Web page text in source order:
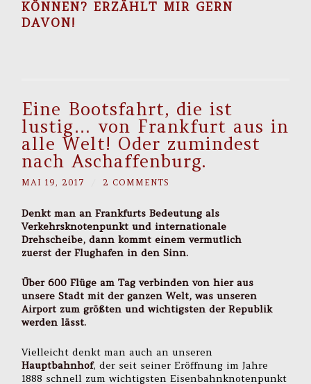
KÖNNEN? ERZÄHLT MIR GERN
DAVON!
Eine Bootsfahrt, die ist
lustig… von Frankfurt aus in
alle Welt! Oder zumindest
nach Aschaffenburg.
MAI 19, 2017 2 COMMENTS
Denkt man an Frankfurts Bedeutung als
Verkehrsknotenpunkt und internationale
Drehscheibe, dann kommt einem vermutlich
zuerst der Flughafen in den Sinn.
Über 600 Flüge am Tag verbinden von hier aus
unsere Stadt mit der ganzen Welt, was unseren
Airport zum größten und wichtigsten der Republik
werden lässt.
Vielleicht denkt man auch an unseren
Hauptbahnhof, der seit seiner Eröffnung im Jahre
1888 schnell zum wichtigsten Eisenbahnknotenpunkt